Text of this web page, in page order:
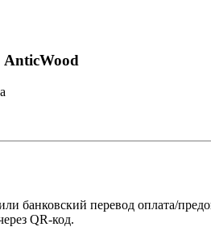
AnticWood
банковский перевод оплата/
QR-код.